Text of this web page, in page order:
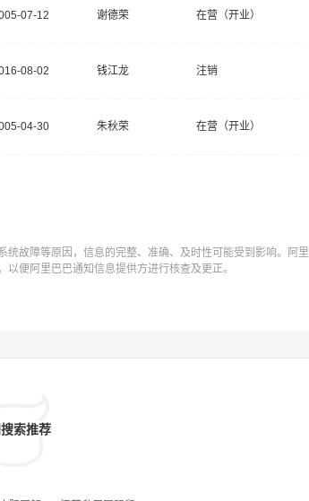
07-12 谢德荣 在营（开业）
08-02 钱江龙 注销
04-30 朱秋荣 在营（开业）
故障等原因，信息的完整、准确、及时性可能受到影响。阿里
便阿里巴巴通知信息提供方进行核查及更正。
索推荐